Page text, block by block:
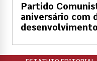
Partido
aniversário com